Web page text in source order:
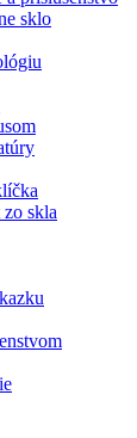
sklo
skla